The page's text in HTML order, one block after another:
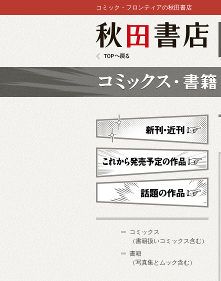
コミック・フロンティアの秋田書店
新刊・近刊
これから発売予定
コミックス
（書籍扱いコミックス含む）
書籍
（写真集とムック含む）